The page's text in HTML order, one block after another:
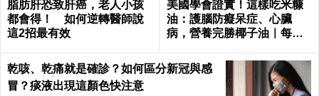
脂肪肝恐致肝癌，老人小孩
都會得！ 如何逆轉醫師說
這2招最有效
美國學會證實！這樣吃米糠
油：護腦防癡呆症、心臟
病，營養完勝椰子油｜每日
乾咳、乾痛就是確診？如何區分新冠與感
冒？痰液出現這顏色快注意